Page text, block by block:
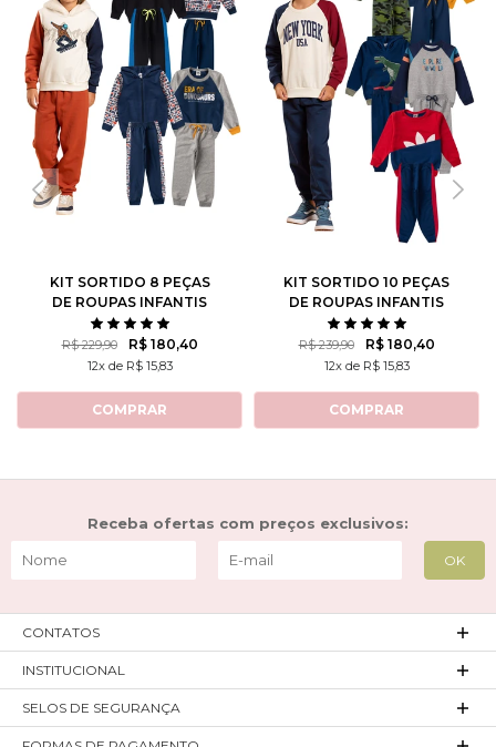
KIT SORTIDO 8 PEÇAS
DE ROUPAS INFANTIS
MASCULINO INVERNO - 4
CASACOS + 4 CALÇAS
R$ 229,90 R$ 180,40
12x de R$ 15,83
COMPRAR
KIT SORTIDO 10 PEÇAS
DE ROUPAS INFANTIS
MASCULINO INVERNO - 5
CASACOS + 5 CALÇAS
R$ 239,90 R$ 180,40
12x de R$ 15,83
COMPRAR
Receba ofertas com preços exclusivos:
CONTATOS
INSTITUCIONAL
SELOS DE SEGURANÇA